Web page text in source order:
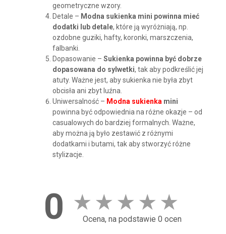
geometryczne wzory.
Detale – Modna sukienka mini powinna mieć
dodatki lub detale, które ją wyróżniają, np.
ozdobne guziki, hafty, koronki, marszczenia,
falbanki.
Dopasowanie – Sukienka powinna być dobrze
dopasowana do sylwetki, tak aby podkreślić jej
atuty. Ważne jest, aby sukienka nie była zbyt
obcisła ani zbyt luźna.
Uniwersalność – Modna sukienka mini
powinna być odpowiednia na różne okazje – od
casualowych do bardziej formalnych. Ważne,
aby można ją było zestawić z różnymi
dodatkami i butami, tak aby stworzyć różne
stylizacje.
0 ★ ★ ★ ★ ★
Ocena, na podstawie 0 ocen